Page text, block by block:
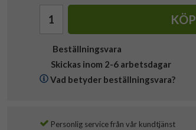
KÖP
Beställningsvara
Skickas inom 2-6 arbetsdagar
Vad betyder beställningsvara?
Personlig service från vår kundtjänst